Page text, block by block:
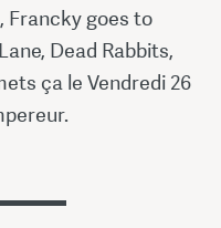
goes to
Dead Rabbits,
ça le Vendredi 26